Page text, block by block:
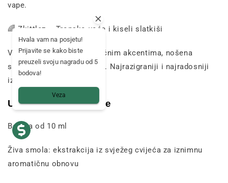
vape.
🌈 Zkittlez – Tropsko voće i kiseli slatkiši
Voćna eksplozija s egzotičnim akcentima, nošena
slatkom i cvjetnom notom. Najrazigraniji i najradosniji
izraz asortimana.
Uobičajene značajke
Bočica od 10 ml
Živa smola: ekstrakcija iz svježeg cvijeća za iznimnu
aromatičnu obnovu
Hvala vam na posjetu!
Prijavite se kako biste
preuzeli svoju nagradu od 5
bodova!
Veza